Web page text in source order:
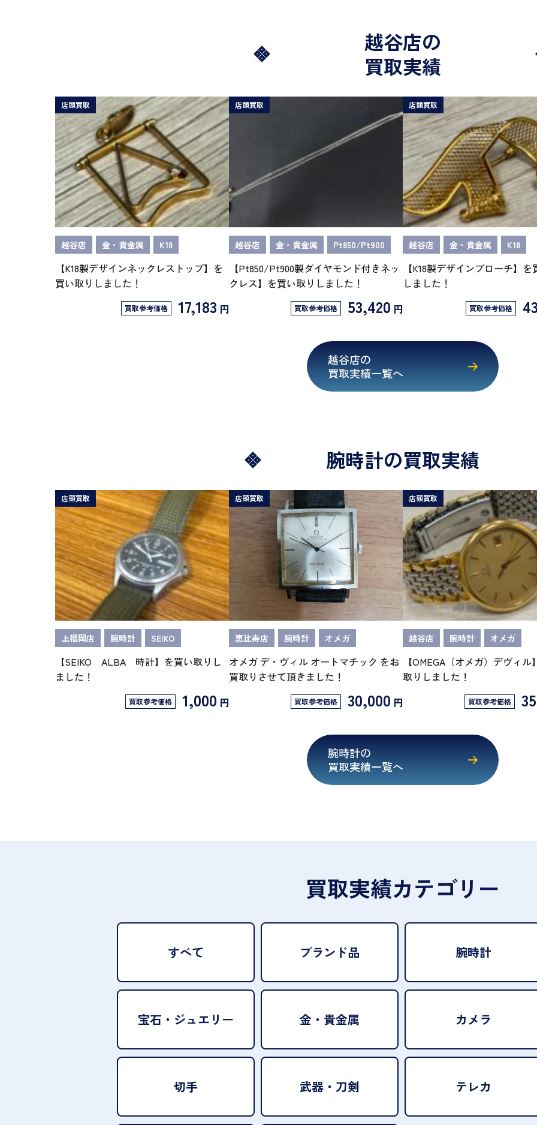
越谷店の
買取実績
店頭買取
越谷店 金・貴金属 K18
【K18製デザインネックレストップ】を
買い取りしました！
買取参考価格 17,183 円
店頭買取
越谷店 金・貴金属 Pt850/Pt900
【Pt850/Pt900製ダイヤモンド付きネッ
クレス】を買い取りしました！
買取参考価格 53,420 円
店頭買取
越谷店 金・貴金属 K18
【K18製デザインブローチ】
しました！
買取参考価格
越谷店の
買取実績一覧へ
腕時計の買取実績
店頭買取
上福岡店 腕時計 SEIKO
【SEIKO ALBA 時計】を買い取りし
ました！
買取参考価格 1,000 円
店頭買取
恵比寿店 腕時計 オメガ
オメガ デ・ヴィル オートマチック をお
買取りさせて頂きました！
買取参考価格 30,000 円
店頭買取
越谷店 腕時計 オメガ
【OMEGA（オメガ）デヴィル
取りしました！
買取参考価格
腕時計の
買取実績一覧へ
買取実績カテゴリー
すべて ブランド品 腕時計
宝石・ ジュエリー 金・貴金属 カメラ
切手 武器・刀剣 テレカ